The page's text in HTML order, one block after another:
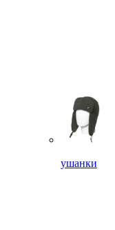
ушанки